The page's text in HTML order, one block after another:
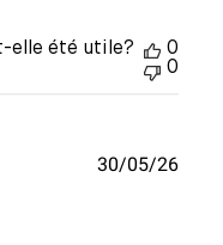
elle été utile?
0
0
Date
30/05/26